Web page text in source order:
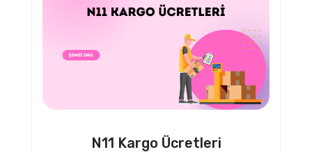
N11 Kargo Ücretleri